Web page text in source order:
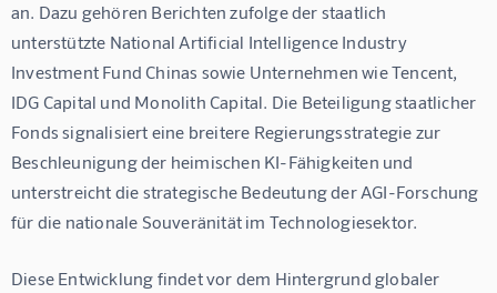
an. Dazu gehören Berichten zufolge der staatlich
unterstützte National Artificial Intelligence Industry
Investment Fund Chinas sowie Unternehmen wie Tencent,
IDG Capital und Monolith Capital. Die Beteiligung staatlicher
Fonds signalisiert eine breitere Regierungsstrategie zur
Beschleunigung der heimischen KI-Fähigkeiten und
unterstreicht die strategische Bedeutung der AGI-Forschung
für die nationale Souveränität im Technologiesektor.
Diese Entwicklung findet vor dem Hintergrund globaler